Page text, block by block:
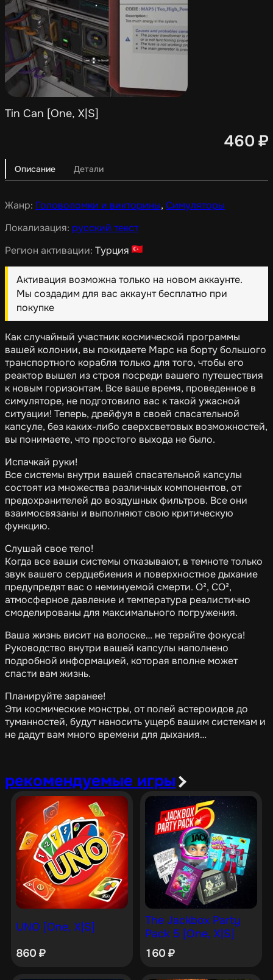
Tin Can [One, X|S]
460 ₽
Описание Детали
Жанр: Головоломки и викторины, Симуляторы
Локализация: русский текст
Регион активации: Турция
Активация возможна только на новом аккаунте.
Мы создадим для вас аккаунт бесплатно при
покупке
Как случайный участник космической программы
вашей колонии, вы покидаете Марс на борту большого
транспортного корабля только для того, чтобы его
реактор вышел из строя посреди вашего путешествия
к новым горизонтам. Все ваше время, проведенное в
симуляторе, не подготовило вас к такой ужасной
ситуации! Теперь, дрейфуя в своей спасательной
капсуле, без каких-либо сверхсветовых возможностей,
вы понимаете, что простого выхода не было.
Испачкай руки!
Все системы внутри вашей спасательной капсулы
состоят из множества различных компонентов, от
предохранителей до воздушных фильтров. Все они
взаимосвязаны и выполняют свою критическую
функцию.
Слушай свое тело!
Когда все ваши системы отказывают, в темноте только
звук вашего сердцебиения и поверхностное дыхание
предупредят вас о неминуемой смерти. O², CO²,
атмосферное давление и температура реалистично
смоделированы для максимального погружения.
Ваша жизнь висит на волоске… не теряйте фокуса!
Руководство внутри вашей капсулы наполнено
подробной информацией, которая вполне может
спасти вам жизнь.
Планируйте заранее!
Эти космические монстры, от полей астероидов до
туманностей, будут наносить ущерб вашим системам и
не дадут вам много времени для дыхания…
рекомендуемые игры
UNO [One, X|S]
860₽
The Jackbox Party
Pack 5 [One, X|S]
160₽